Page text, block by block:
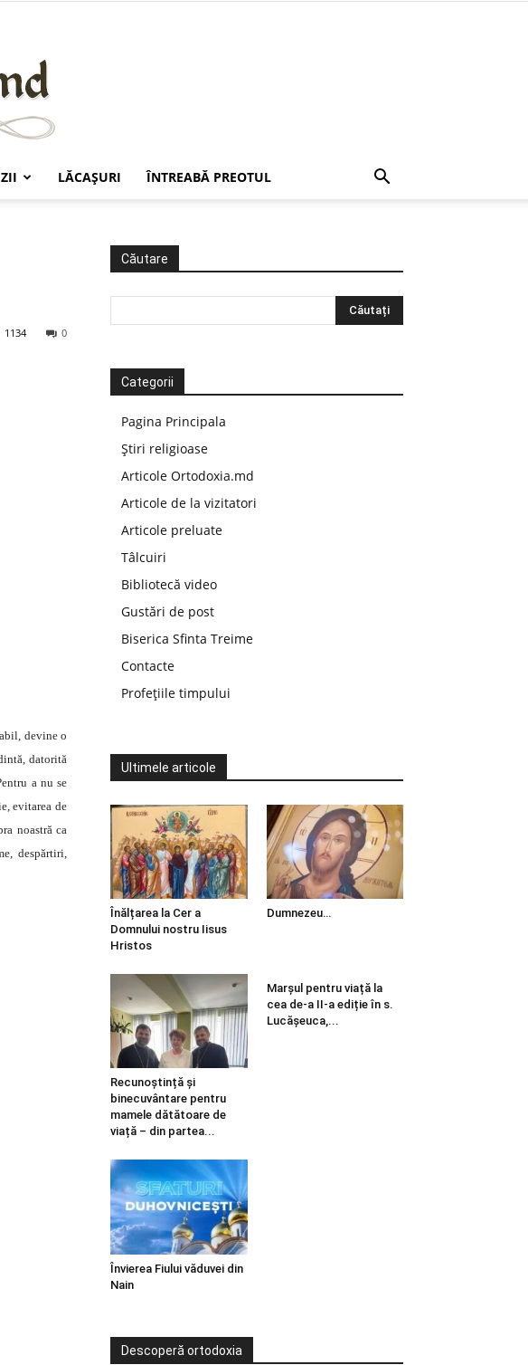
LĂCAŞURI ÎNTREABĂ PREOTUL
0
1134
devine o
datorită
a nu se
evitarea de
noastră ca
despărtiri,
Căutare
Categorii
Pagina Principala
Știri religioase
Articole Ortodoxia.md
Articole de la vizitatori
Articole preluate
Tâlcuiri
Bibliotecă video
Gustări de post
Biserica Sfinta Treime
Contacte
Profețiile timpului
Ultimele articole
Înălțarea la Cer a
Domnului nostru Iisus
Hristos
Dumnezeu…
Recunoștință și
binecuvântare pentru
mamele dătătoare de
viață – din partea...
Marșul pentru viață la
cea de-a II-a ediție în s.
Lucășeuca,...
Învierea Fiului văduvei din
Nain
Descoperă ortodoxia